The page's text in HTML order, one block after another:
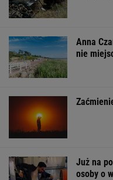
Anna
nie
Już na
osoby o